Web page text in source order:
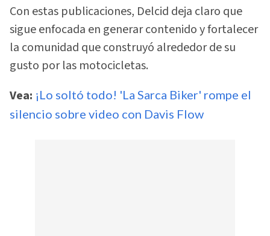
Con estas publicaciones, Delcid deja claro que
sigue enfocada en generar contenido y fortalecer
la comunidad que construyó alrededor de su
gusto por las motocicletas.
Vea: ¡Lo soltó todo! 'La Sarca Biker' rompe el
silencio sobre video con Davis Flow